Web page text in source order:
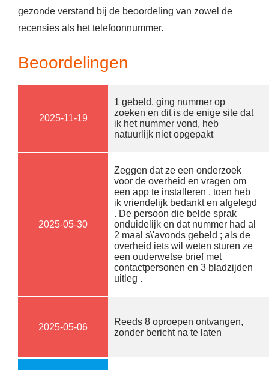
gezonde verstand bij de beoordeling van zowel de
recensies als het telefoonnummer.
Beoordelingen
2025-11-19
1 gebeld, ging nummer op
zoeken en dit is de enige site dat
ik het nummer vond, heb
natuurlijk niet opgepakt
2025-05-30
Zeggen dat ze een onderzoek
voor de overheid en vragen om
een app te installeren , toen heb
ik vriendelijk bedankt en afgelegd
. De persoon die belde sprak
onduidelijk en dat nummer had al
2 maal s\'avonds gebeld ; als de
overheid iets wil weten sturen ze
een ouderwetse brief met
contactpersonen en 3 bladzijden
uitleg .
2025-05-06
Reeds 8 oproepen ontvangen,
zonder bericht na te laten